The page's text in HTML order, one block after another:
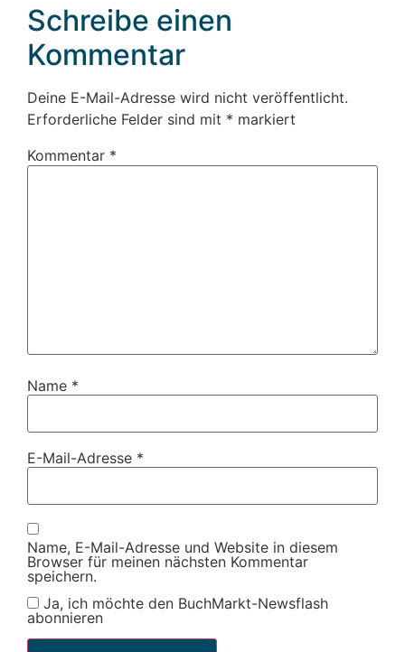
Schreibe einen
Kommentar
Deine E-Mail-Adresse wird nicht veröffentlicht.
Erforderliche Felder sind mit * markiert
Kommentar *
Name *
E-Mail-Adresse *
Name, E-Mail-Adresse und Website in diesem
Browser für meinen nächsten Kommentar
speichern.
Ja, ich möchte den BuchMarkt-Newsflash
abonnieren